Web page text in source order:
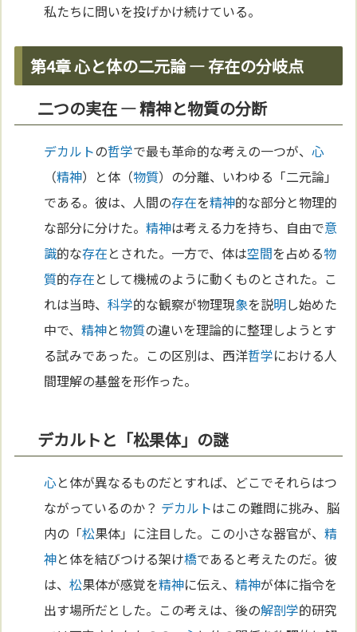
私たちに問いを投げかけ続けている。
第4章 心と体の二元論 ― 存在の分岐点
二つの実在 ― 精神と物質の分断
デカルトの哲学で最も革命的な考えの一つが、心
（精神）と体（物質）の分離、いわゆる「二元論」
である。彼は、人間の存在を精神的な部分と物理的
な部分に分けた。精神は考える力を持ち、自由で意
識的な存在とされた。一方で、体は空間を占める物
質的存在として機械のように動くものとされた。こ
れは当時、科学的な観察が物理現象を説明し始めた
中で、精神と物質の違いを理論的に整理しようとす
る試みであった。この区別は、西洋哲学における人
間理解の基盤を形作った。
デカルトと「松果体」の謎
心と体が異なるものだとすれば、どこでそれらはつ
ながっているのか？ デカルトはこの難問に挑み、脳
内の「松果体」に注目した。この小さな器官が、精
神と体を結びつける架け橋であると考えたのだ。彼
は、松果体が感覚を精神に伝え、精神が体に指令を
出す場所だとした。この考えは、後の解剖学的研究